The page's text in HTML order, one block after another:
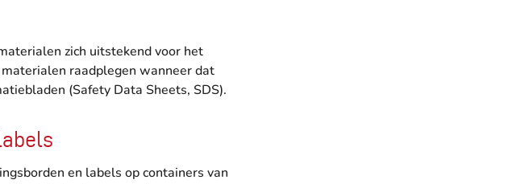
zich uitstekend voor het
raadplegen wanneer dat
(Safety Data Sheets, SDS).
en labels op containers van